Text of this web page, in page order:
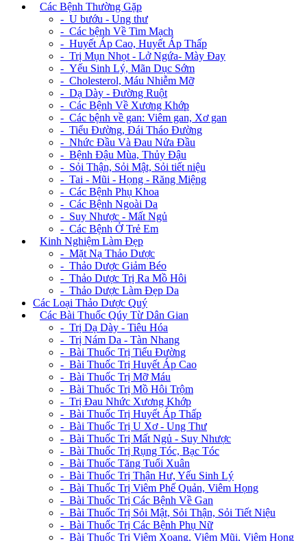
Các Bệnh Thường Gặp
- U bướu - Ung thư
- Các bệnh Về Tim Mạch
- Huyết Áp Cao, Huyết Áp Thấp
- Trị Mụn Nhọt - Lở Ngứa- Mày Đay
- Yếu Sinh Lý, Mãn Dục Sớm
- Cholesterol, Máu Nhiễm Mỡ
- Dạ Dày - Đường Ruột
- Các Bệnh Về Xương Khớp
- Các bệnh về gan: Viêm gan, Xơ gan
- Tiểu Đường, Đái Tháo Đường
- Nhức Đầu Và Đau Nửa Đầu
- Bệnh Đậu Mùa, Thủy Đậu
- Sỏi Thận, Sỏi Mật, Sỏi tiết niệu
- Tai - Mũi - Họng - Răng Miệng
- Các Bệnh Phụ Khoa
- Các Bệnh Ngoài Da
- Suy Nhược - Mất Ngủ
- Các Bệnh Ở Trẻ Em
Kinh Nghiệm Làm Đẹp
- Mặt Nạ Thảo Dược
- Thảo Dược Giảm Béo
- Thảo Dược Trị Ra Mồ Hôi
- Thảo Dược Làm Đẹp Da
Các Loại Thảo Dược Quý
Các Bài Thuốc Qúy Từ Dân Gian
- Trị Dạ Dày - Tiêu Hóa
- Trị Nám Da - Tàn Nhang
- Bài Thuốc Trị Tiểu Đường
- Bài Thuốc Trị Huyết Áp Cao
- Bài Thuốc Trị Mỡ Máu
- Bài Thuốc Trị Mồ Hôi Trộm
- Trị Đau Nhức Xương Khớp
- Bài Thuốc Trị Huyết Áp Thấp
- Bài Thuốc Trị U Xơ - Ung Thư
- Bài Thuốc Trị Mất Ngủ - Suy Nhược
- Bài Thuốc Trị Rụng Tóc, Bạc Tóc
- Bài Thuốc Tăng Tuổi Xuân
- Bài Thuốc Trị Thận Hư, Yếu Sinh Lý
- Bài Thuốc Trị Viêm Phế Quản, Viêm Họng
- Bài Thuốc Trị Các Bệnh Về Gan
- Bài Thuốc Trị Sỏi Mật, Sỏi Thận, Sỏi Tiết Niệu
- Bài Thuốc Trị Các Bệnh Phụ Nữ
- Bài Thuốc Trị Viêm Xoang, Viêm Mũi, Viêm Họng